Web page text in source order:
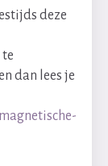
deze
dan lees je